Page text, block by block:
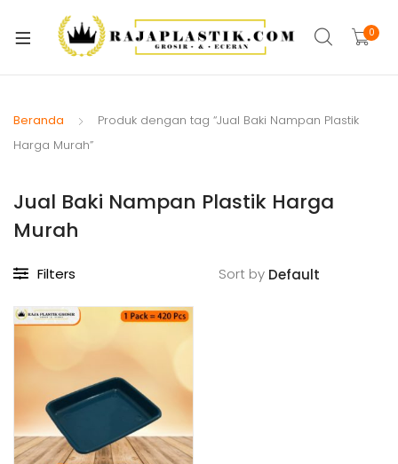
0
Beranda
Produk dengan tag “Jual Baki Nampan Plastik
Harga Murah”
Jual Baki Nampan Plastik Harga
Murah
Filters Sort by